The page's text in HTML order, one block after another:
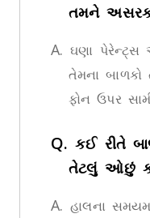
તમને
A.ઘણા પેરેન્ટ્સ
તેમના
ફોન ઉપર
Q.કઈ રીતે
તેટલું ઓછું
A.હાલના